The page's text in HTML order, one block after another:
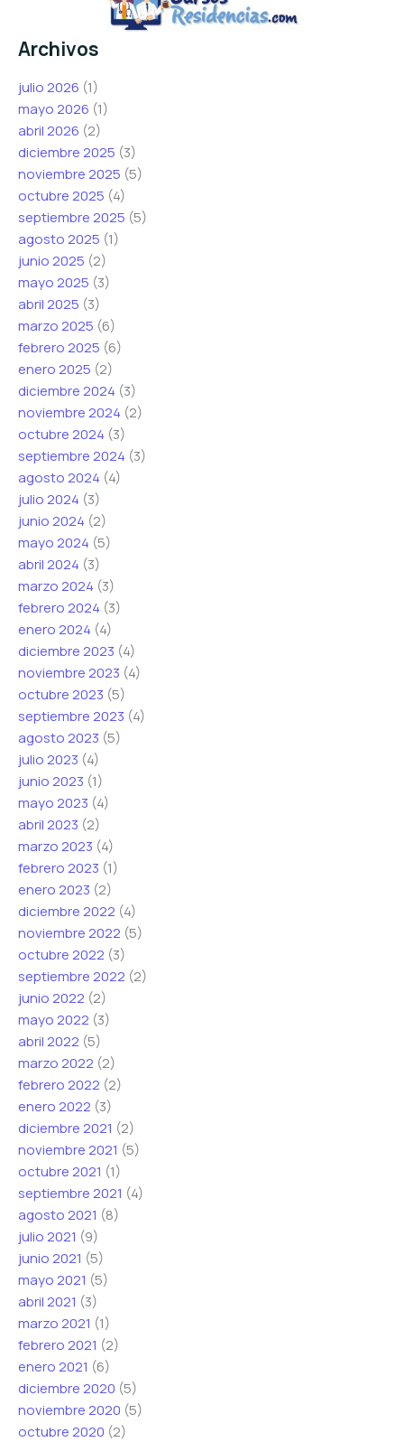
Archivos
julio 2026 (1)
mayo 2026 (1)
abril 2026 (2)
diciembre 2025 (3)
noviembre 2025 (5)
octubre 2025 (4)
septiembre 2025 (5)
agosto 2025 (1)
junio 2025 (2)
mayo 2025 (3)
abril 2025 (3)
marzo 2025 (6)
febrero 2025 (6)
enero 2025 (2)
diciembre 2024 (3)
noviembre 2024 (2)
octubre 2024 (3)
septiembre 2024 (3)
agosto 2024 (4)
julio 2024 (3)
junio 2024 (2)
mayo 2024 (5)
abril 2024 (3)
marzo 2024 (3)
febrero 2024 (3)
enero 2024 (4)
diciembre 2023 (4)
noviembre 2023 (4)
octubre 2023 (5)
septiembre 2023 (4)
agosto 2023 (5)
julio 2023 (4)
junio 2023 (1)
mayo 2023 (4)
abril 2023 (2)
marzo 2023 (4)
febrero 2023 (1)
enero 2023 (2)
diciembre 2022 (4)
noviembre 2022 (5)
octubre 2022 (3)
septiembre 2022 (2)
junio 2022 (2)
mayo 2022 (3)
abril 2022 (5)
marzo 2022 (2)
febrero 2022 (2)
enero 2022 (3)
diciembre 2021 (2)
noviembre 2021 (5)
octubre 2021 (1)
septiembre 2021 (4)
agosto 2021 (8)
julio 2021 (9)
junio 2021 (5)
mayo 2021 (5)
abril 2021 (3)
marzo 2021 (1)
febrero 2021 (2)
enero 2021 (6)
diciembre 2020 (5)
noviembre 2020 (5)
octubre 2020 (2)